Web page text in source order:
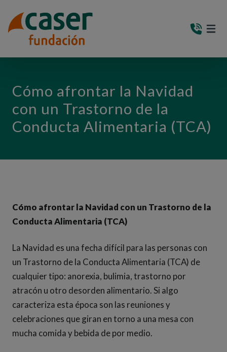
Cómo afrontar la Navidad
con un Trastorno de la
Conducta Alimentaria (TCA)
Cómo afrontar la Navidad con un Trastorno de la
Conducta Alimentaria (TCA)
La Navidad es una fecha difícil para las personas con
un Trastorno de la Conducta Alimentaria (TCA) de
cualquier tipo: anorexia, bulimia, trastorno por
atracón u otro desorden alimentario. Si algo
caracteriza esta época son las reuniones y
celebraciones que giran en torno a una mesa con
mucha comida y bebida de por medio.